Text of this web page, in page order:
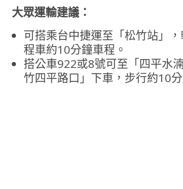
大眾運輸建議：
可搭乘台中捷運至「松竹站」
程車約10分鐘車程。
搭公車922或8號可至「四平水
竹四平路口」下車，步行約10分